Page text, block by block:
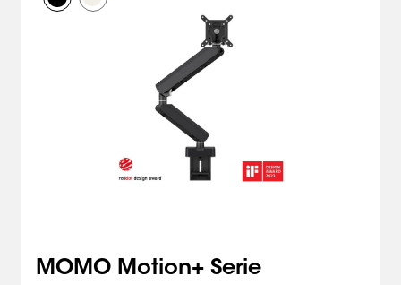
MOMO Motion+ Serie